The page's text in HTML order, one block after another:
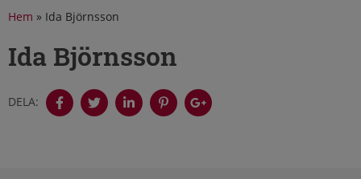
Hem » Ida Björnsson
Ida Björnsson
DELA: